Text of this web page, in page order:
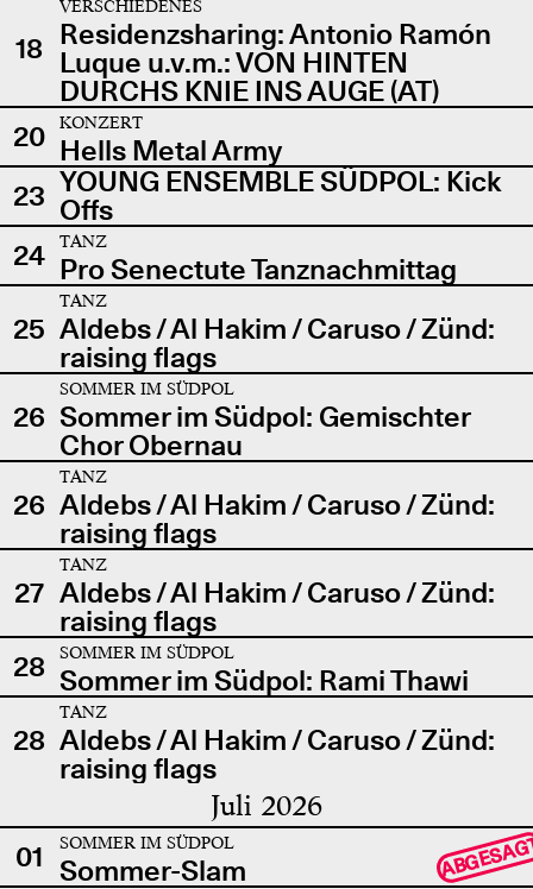
18
VERSCHIEDENES
Residenzsharing: Antonio Ramón
Luque u.v.m.: VON HINTEN
DURCHS KNIE INS AUGE (AT)
20
KONZERT
Hells Metal Army
23 YOUNG ENSEMBLE SÜDPOL: Kick
Offs
24
TANZ
Pro Senectute Tanznachmittag
25
TANZ
Aldebs / Al Hakim / Caruso / Zünd:
raising flags
26
SOMMER IM SÜDPOL
Sommer im Südpol: Gemischter
Chor Obernau
26
TANZ
Aldebs / Al Hakim / Caruso / Zünd:
raising flags
27
TANZ
Aldebs / Al Hakim / Caruso / Zünd:
raising flags
28
SOMMER IM SÜDPOL
Sommer im Südpol: Rami Thawi
28
TANZ
Aldebs / Al Hakim / Caruso / Zünd:
raising flags
Juli 2026
01 SOMMER IM SÜDPOL
Sommer-Slam